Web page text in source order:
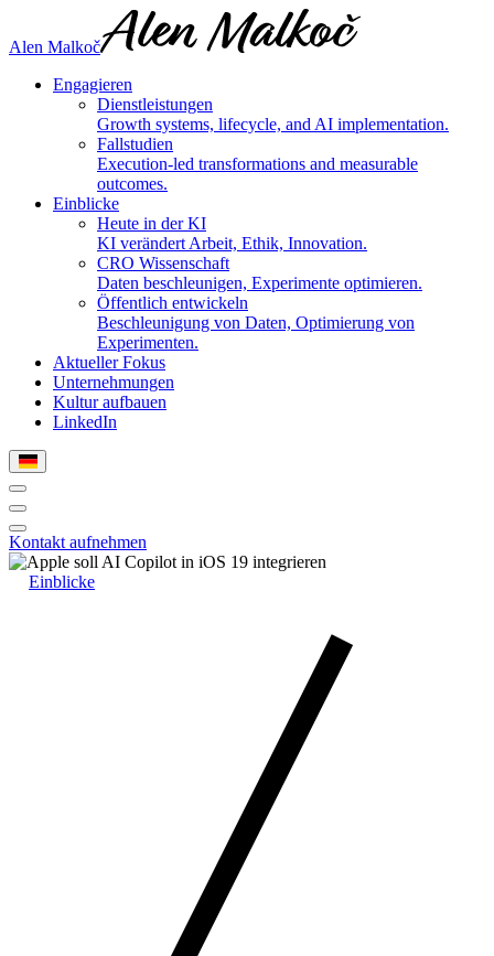
Alen Malkoč
Engagieren
Dienstleistungen
Growth systems, lifecycle, and AI implementation.
Fallstudien
Execution-led transformations and measurable
outcomes.
Einblicke
Heute in der KI
KI verändert Arbeit, Ethik, Innovation.
CRO Wissenschaft
Daten beschleunigen, Experimente optimieren.
Öffentlich entwickeln
Beschleunigung von Daten, Optimierung von
Experimenten.
Aktueller Fokus
Unternehmungen
Kultur aufbauen
LinkedIn
Kontakt aufnehmen
Einblicke